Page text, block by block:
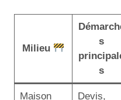
Milieu
s
s
Maison Devis,